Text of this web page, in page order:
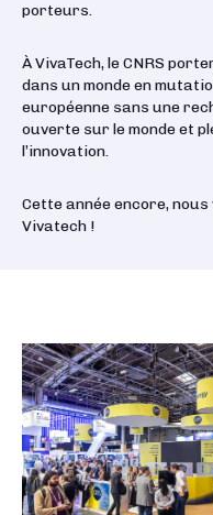
porteurs.
À VivaTech, le CNRS
dans un monde en
européenne sans une
ouverte sur le monde et
l’innovation.
Cette année encore,
Vivatech !